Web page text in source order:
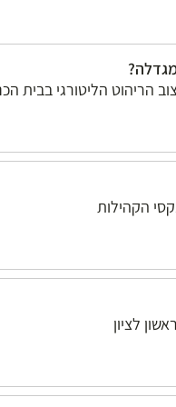
הריהוט הליטורגי בבית
הקהילות
לציון